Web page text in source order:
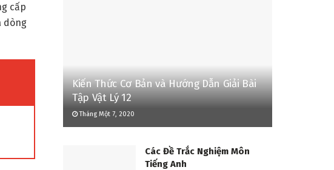
cấp
dòng
Kiến Thức Cơ Bản và Hướng Dẫn Giải Bài
Tập Vật Lý 12
Tháng Một 7, 2020
Các Đề Trắc Nghiệm Môn
Tiếng Anh